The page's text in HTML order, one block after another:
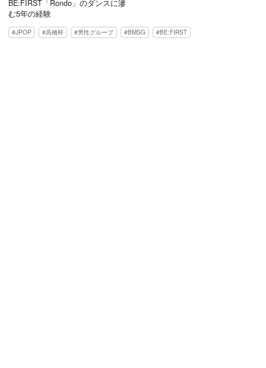
BE:FIRST「Rondo」のダンスに滲
む5年の経験
JPOP 高橋梓 男性グループ BMSG BE:FIRST